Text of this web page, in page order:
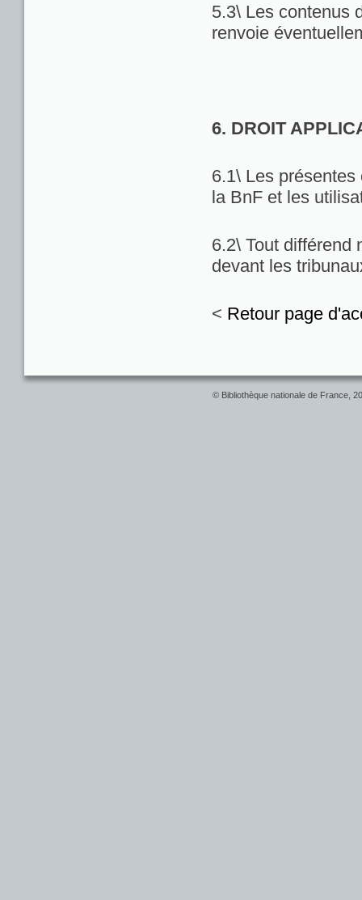
5.3\ Les contenus
renvoie
6. DROIT
6.1\ Les
la BnF et les
6.2\ Tout différend
devant les
< Retour page
© Bibliothèque nationale de France,